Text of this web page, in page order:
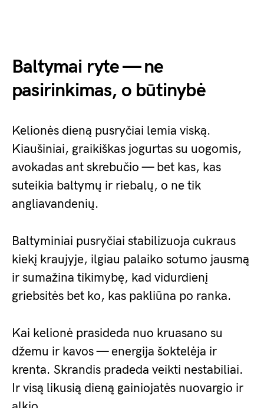
Baltymai ryte — ne
pasirinkimas, o būtinybė
Kelionės dieną pusryčiai lemia viską.
Kiaušiniai, graikiškas jogurtas su uogomis,
avokadas ant skrebučio — bet kas, kas
suteikia baltymų ir riebalų, o ne tik
angliavandenių.
Baltyminiai pusryčiai stabilizuoja cukraus
kiekį kraujyje, ilgiau palaiko sotumo jausmą
ir sumažina tikimybę, kad vidurdienį
griebsitės bet ko, kas pakliūna po ranka.
Kai kelionė prasideda nuo kruasano su
džemu ir kavos — energija šoktelėja ir
krenta. Skrandis pradeda veikti nestabiliai.
Ir visą likusią dieną gainiojatės nuovargio ir